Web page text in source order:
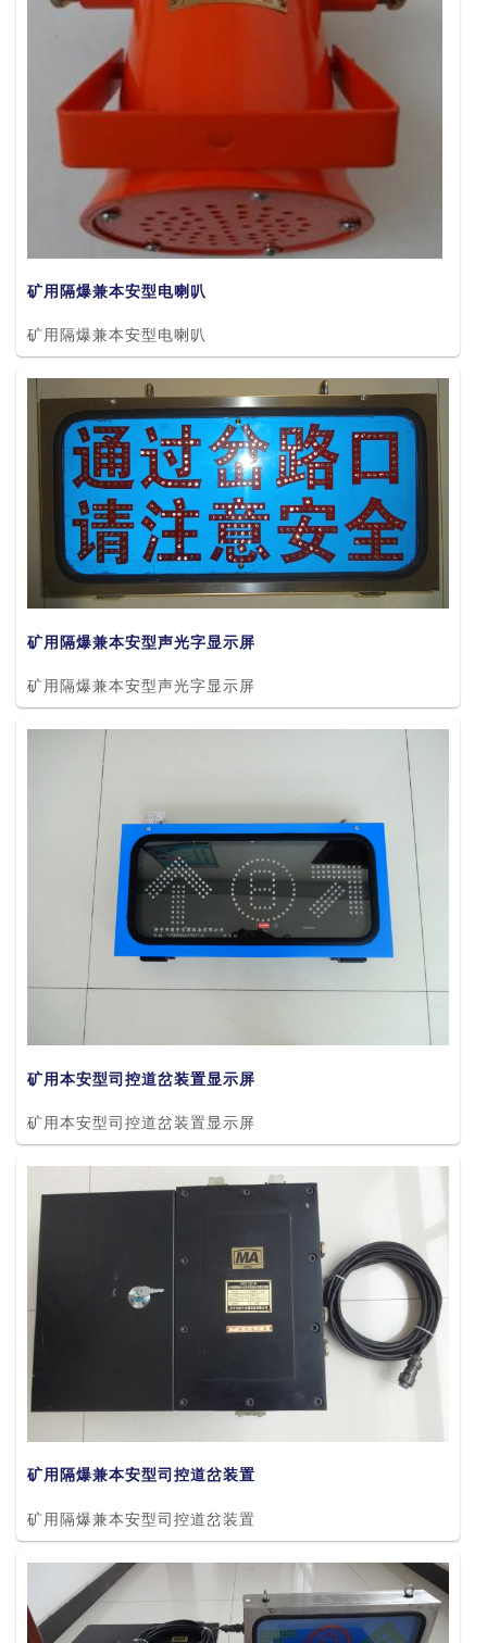
矿用隔爆兼本安型电喇叭
矿用隔爆兼本安型电喇叭
矿用隔爆兼本安型声光字显示屏
矿用隔爆兼本安型声光字显示屏
矿用本安型司控道岔装置显示屏
矿用本安型司控道岔装置显示屏
矿用隔爆兼本安型司控道岔装置
矿用隔爆兼本安型司控道岔装置